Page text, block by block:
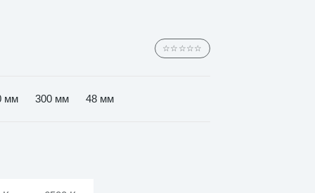
☆☆☆☆☆
мм 300 мм 48 мм